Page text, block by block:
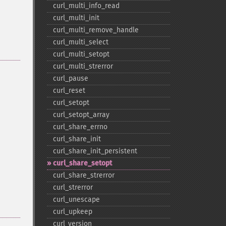
curl_​multi_​info_​read
curl_​multi_​init
curl_​multi_​remove_​handle
curl_​multi_​select
curl_​multi_​setopt
curl_​multi_​strerror
curl_​pause
curl_​reset
curl_​setopt
curl_​setopt_​array
curl_​share_​errno
curl_​share_​init
curl_​share_​init_​persistent
curl_​share_​setopt
curl_​share_​strerror
curl_​strerror
curl_​unescape
curl_​upkeep
curl_​version